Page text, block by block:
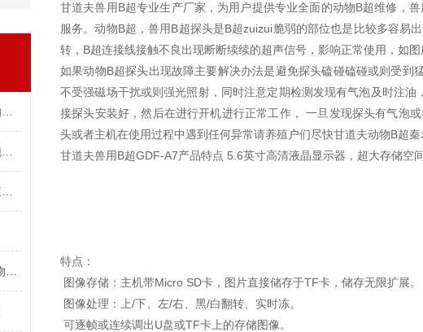
甘道夫兽用B超专业生产厂家，为用户提供专业全面的动物B超维修，
服务。动物B超，兽用B超探头是B超zuizui脆弱的部位也是比较多容易
转，B超连接线接触不良出现断断续续的超声信号，影响正常使用，如图
如果动物B超探头出现故障主要解决办法是避免探头磕碰磕碰或则受
不受强磁场干扰或则强光照射，同时注意定期检测发现有气泡及时注油
接探头安装好，然后在进行开机进行正常工作， 一旦发现探头有气泡
头或者主机在使用过程中遇到任何异常请养殖户们尽快甘道夫动物B超
甘道夫兽用B超GDF-A7产品特点 5.6英寸高清液晶显示器，超大存储空
特点：
图像存储：主机带Micro SD卡，图片直接储存于TF卡，储存无限扩展。
图像处理：上/下、左/右、黑/白翻转、实时冻。
可逐帧或连续调出U盘或TF卡上的存储图像。